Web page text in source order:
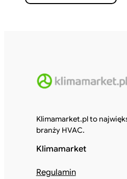
Klimamarket.pl to
branży HVAC.
Klimamarket
Regulamin